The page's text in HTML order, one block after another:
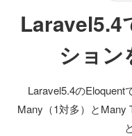
Laravel5.4
ション
Laravel5.4のEloquent
Many（1対多）とMany